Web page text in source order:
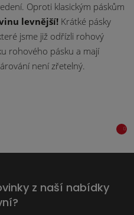
Oproti klasickým páskům
levnější! Krátké pásky
jsme již odřízli rohový
rohového pásku a mají
není zřetelný.
z naší nabídky